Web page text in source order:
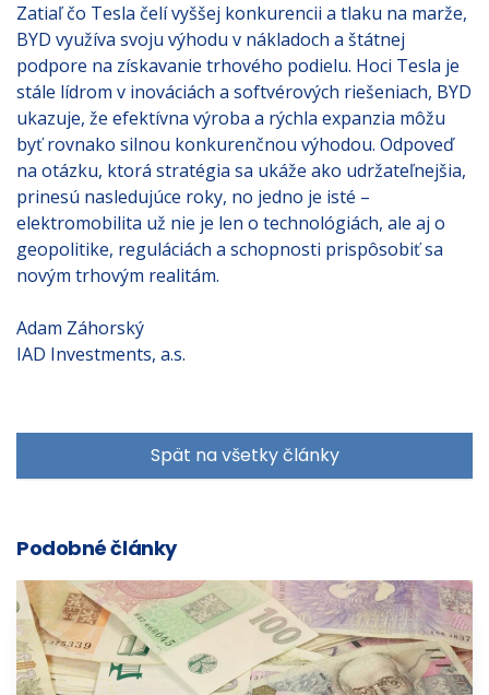
Zatiaľ čo Tesla čelí vyššej konkurencii a tlaku na marže,
BYD využíva svoju výhodu v nákladoch a štátnej
podpore na získavanie trhového podielu. Hoci Tesla je
stále lídrom v inováciách a softvérových riešeniach, BYD
ukazuje, že efektívna výroba a rýchla expanzia môžu
byť rovnako silnou konkurenčnou výhodou. Odpoveď
na otázku, ktorá stratégia sa ukáže ako udržateľnejšia,
prinesú nasledujúce roky, no jedno je isté –
elektromobilita už nie je len o technológiách, ale aj o
geopolitike, reguláciách a schopnosti prispôsobiť sa
novým trhovým realitám.
Adam Záhorský
IAD Investments, a.s.
Spät na všetky články
Podobné články